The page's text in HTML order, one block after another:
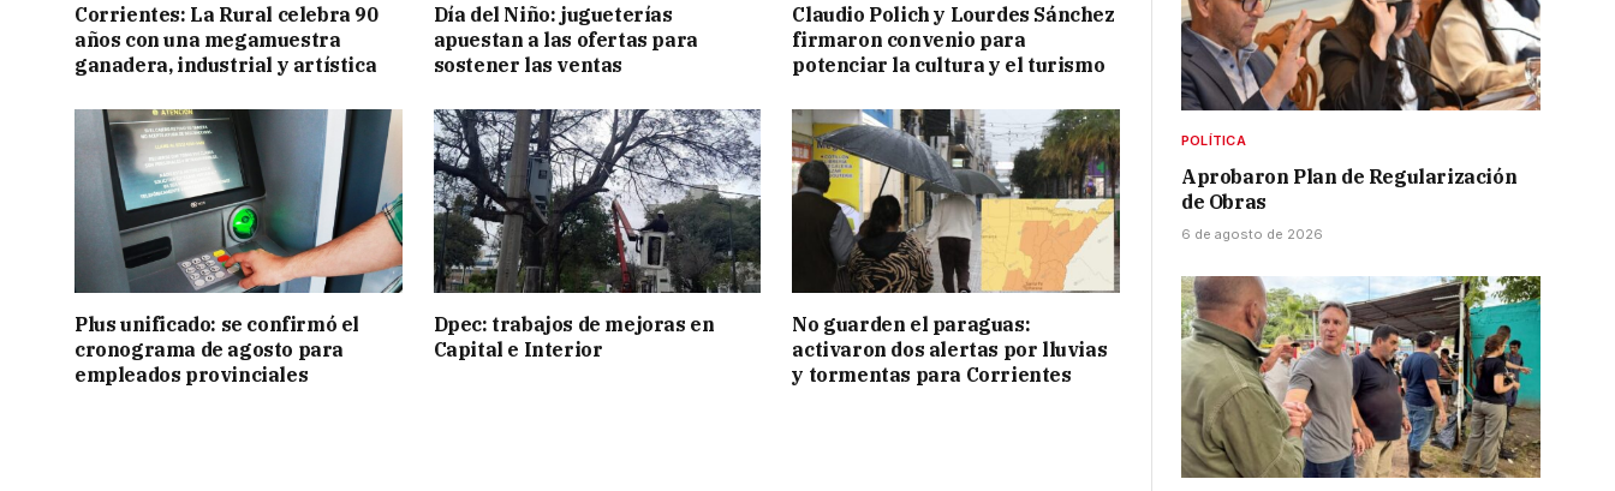
Corrientes: La Rural celebra 90
años con una megamuestra
ganadera, industrial y artística
Día del Niño: jugueterías
apuestan a las ofertas para
sostener las ventas
Claudio Polich y Lourdes Sánchez
firmaron convenio para
potenciar la cultura y el turismo
Plus unificado: se confirmó el
cronograma de agosto para
empleados provinciales
Dpec: trabajos de mejoras en
Capital e Interior
No guarden el paraguas:
activaron dos alertas por lluvias
y tormentas para Corrientes
POLÍTICA
Aprobaron Plan de Regularización
de Obras
6 de agosto de 2026